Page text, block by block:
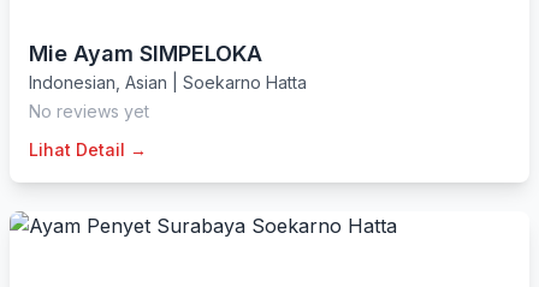
Mie Ayam SIMPELOKA
Indonesian Asian
Soekarno Hatta
No reviews yet
Lihat Detail →